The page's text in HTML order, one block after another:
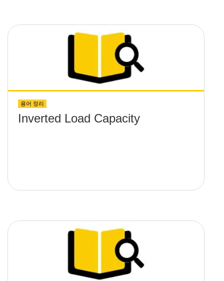
용어 정리
Inverted Load Capacity